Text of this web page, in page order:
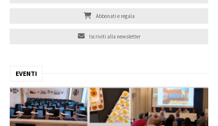
Abbonati e regala
Iscriviti alla newsletter
EVENTI